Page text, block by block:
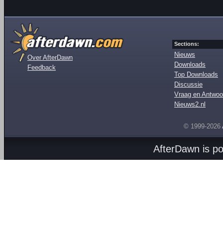
Over AfterDawn
Feedback
Sections:
Nieuws
Downloads
Top Downloads
Discussie
Vraag en
Nieuws2.nl
© 1999-2026
AfterDawn is